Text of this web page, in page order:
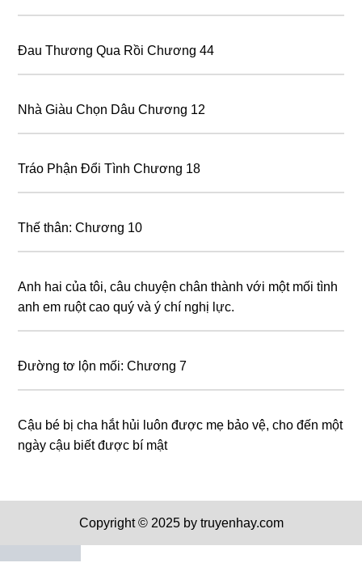
Đau Thương Qua Rồi Chương 44
Nhà Giàu Chọn Dâu Chương 12
Tráo Phận Đổi Tình Chương 18
Thế thân: Chương 10
Anh hai của tôi, câu chuyện chân thành với một mối tình
anh em ruột cao quý và ý chí nghị lực.
Đường tơ lộn mối: Chương 7
Cậu bé bị cha hắt hủi luôn được mẹ bảo vệ, cho đến một
ngày cậu biết được bí mật
Copyright © 2025 by truyenhay.com